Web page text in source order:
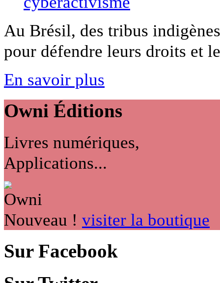
Au Brésil, des tribus
pour défendre leurs droits et
En savoir plus
Owni Éditions
Livres numériques,
Applications...
Nouveau ! visiter la boutique
Sur Facebook